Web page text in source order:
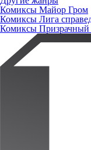
Комиксы Майор Гром
Комиксы Лига
Комиксы Призрачный